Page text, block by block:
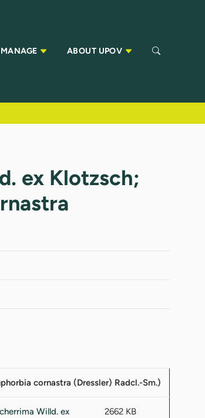
ABOUT UPOV
ex Klotzsch;
cornastra (Dressler) Radcl.-Sm.)
2662 KB